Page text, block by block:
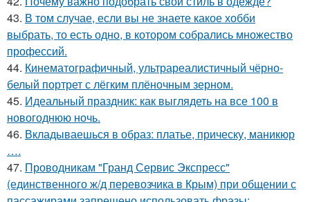
43. В том случае, если вы не знаете какое хобби
выбрать, то есть одно, в котором собрались множество
профессий.
44. Кинематографичный, ультрареалистичный чёрно-
белый портрет с лёгким плёночным зерном.
45. Идеальный праздник: как выглядеть на все 100 в
новогоднюю ночь.
46. Вкладываешься в образ: платье, прическу, маникюр
….
47. Проводникам "Гранд Сервис Экспресс"
(единственного ж/д перевозчика в Крым) при общении с